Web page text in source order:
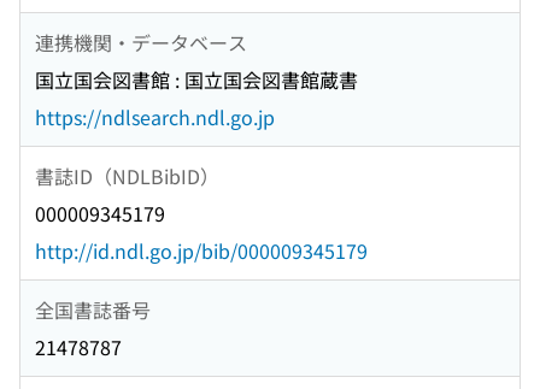
連携機関・データベース
国立国会図書館 : 国立国会図書館蔵書
https://ndlsearch.ndl.go.jp
書誌ID（NDLBibID）
000009345179
http://id.ndl.go.jp/bib/000009345179
全国書誌番号
21478787